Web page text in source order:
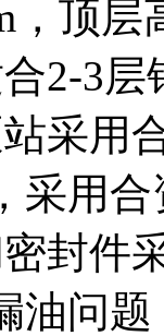
，顶
2-3
采用
采用
封件
油问